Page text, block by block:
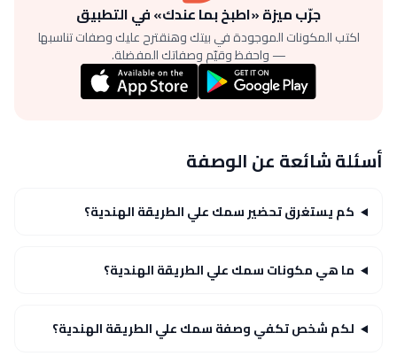
جرّب ميزة «اطبخ بما عندك» في التطبيق
اكتب المكونات الموجودة في بيتك وهنقترح عليك وصفات تناسبها
— واحفظ وقيّم وصفاتك المفضلة.
أسئلة شائعة عن الوصفة
كم يستغرق تحضير سمك علي الطريقة الهندية؟
ما هي مكونات سمك علي الطريقة الهندية؟
لكم شخص تكفي وصفة سمك علي الطريقة الهندية؟